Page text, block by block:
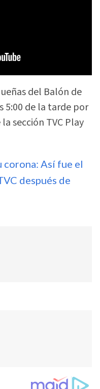
del Balón de
5:00 de la tarde por
sección TVC Play
corona: Así fue el
después de